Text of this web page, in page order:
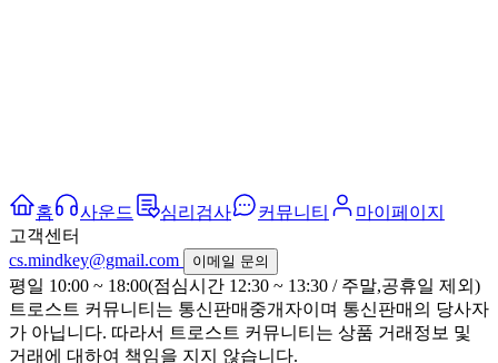
홈 사운드 심리검사 커뮤니티
마이페이지
고객센터
cs.mindkey@gmail.com
이메일 문의
평일 10:00 ~ 18:00(점심시간 12:30 ~ 13:30 / 주말,공휴일 제외)
트로스트 커뮤니티는 통신판매중개자이며 통신판매의 당사자
가 아닙니다. 따라서 트로스트 커뮤니티는 상품 거래정보 및
거래에 대하여 책임을 지지 않습니다.